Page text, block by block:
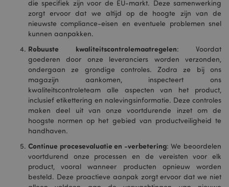
die specifiek zijn voor de EU-markt. Deze samenwerking
zorgt ervoor dat we altijd op de hoogte zijn van de
nieuwste compliance-eisen en eventuele problemen snel
kunnen aanpakken.
Robuuste kwaliteitscontrolemaatregelen: Voordat
goederen door onze leveranciers worden verzonden,
ondergaan ze grondige controles. Zodra ze bij ons
magazijn aankomen, inspecteert ons
kwaliteitscontroleteam alle aspecten van het product,
inclusief etikettering en nalevingsinformatie. Deze controles
maken deel uit van onze voortdurende inzet om de
hoogste normen op het gebied van productveiligheid te
handhaven.
Continue procesevaluatie en -verbetering: We beoordelen
voortdurend onze processen en de vereisten voor elk
product, vooral wanneer producten opnieuw worden
besteld. Deze proactieve aanpak zorgt ervoor dat we niet